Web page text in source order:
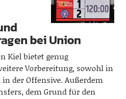
bei Union
Kiel bietet genug
Vorbereitung, sowohl in
der Offensive. Außerdem
dem Grund für den